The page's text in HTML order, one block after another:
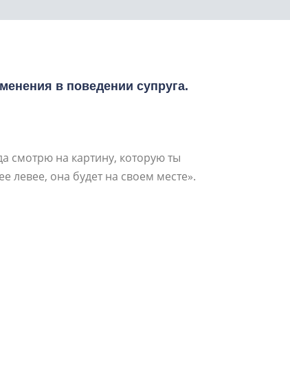
в поведении супруга.
смотрю на картину, которую ты
левее, она будет на своем месте».